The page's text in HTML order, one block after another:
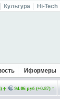
Культура Hi-Tech
Иформеры
94.06 руб (+0.87)